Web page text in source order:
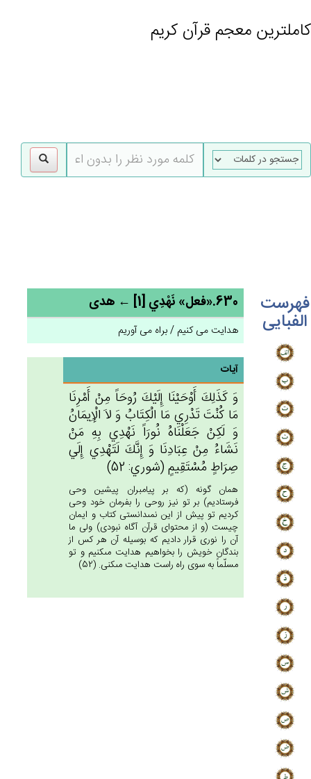
کاملترین معجم قرآن کریم
فهرست
الفبایی
630.«فعل» نَهْدِي [1] ← هدی
هدایت می کنیم / براه می آوریم
آیات
وَ كَذَلِك‌َ أَوْحَيْنَا إِلَيْك‌َ رُوحَاً مِن‌ْ أَمْرِنَا
مَا كُنْت‌َ تَدْرِي‌ مَا الْكِتَاب‌ُ وَ لاَ الْإِيمَانُ
وَ لَكِنْ‌ جَعَلْنَاه‌ُ نُورَاً نَهْدِي‌ بِه‌ِ مَنْ‌
نَشَاءُ مِن‌ْ عِبَادِنَا وَ إِنَّك‌َ لَتَهْدِي‌ إِلَي‌
صِرَاط‌ٍ مُسْتَقِيم‌ٍ (شوري: 52)
همان گونه (كه بر پيامبران پيشين وحى
فرستاديم) بر تو نيز روحى را بفرمان خود وحى
كرديم تو پيش از اين نمى‏دانستى كتاب و ايمان
چيست (و از محتواى قرآن آگاه نبودى) ولى ما
آن را نورى قرار داديم كه بوسيله آن هر كس از
بندگان خويش را بخواهيم هدايت مى‏كنيم و تو
مسلّماً به سوى راه راست هدايت مى‏كنى. (52)